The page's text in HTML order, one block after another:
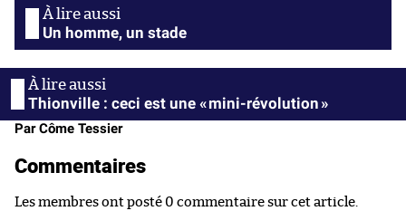
Un homme, un stade
Thionville : ceci est une « mini-révolution »
Par Côme Tessier
Commentaires
Les membres ont posté 0 commentaire sur cet article.